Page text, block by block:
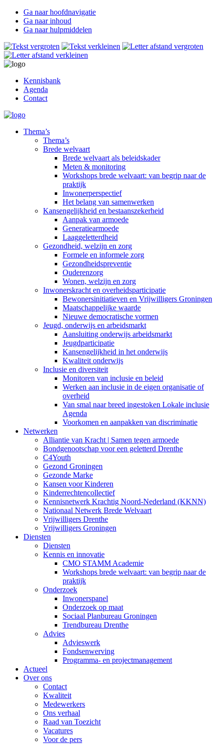
Ga naar hoofdnavigatie
Ga naar inhoud
Ga naar hulpmiddelen
Kennisbank
Agenda
Contact
Thema’s
Thema’s
Brede welvaart
Brede welvaart als beleidskader
Meten & monitoring
Workshops brede welvaart: van begrip naar de
praktijk
Inwonerperspectief
Het belang van samenwerken
Kansengelijkheid en bestaanszekerheid
Aanpak van armoede
Generatiearmoede
Laaggeletterdheid
Gezondheid, welzijn en zorg
Formele en informele zorg
Gezondheidspreventie
Ouderenzorg
Wonen, welzijn en zorg
Inwonerskracht en overheidsparticipatie
Bewonersinitiatieven en Vrijwilligers Groningen
Maatschappelijke waarde
Nieuwe democratische vormen
Jeugd, onderwijs en arbeidsmarkt
Aansluiting onderwijs arbeidsmarkt
Jeugdparticipatie
Kansengelijkheid in het onderwijs
Kwaliteit onderwijs
Inclusie en diversiteit
Monitoren van inclusie en beleid
Werken aan inclusie in de eigen organisatie of
overheid
Van smal naar breed ingestoken Lokale inclusie
Agenda
Voorkomen en aanpakken van discriminatie
Netwerken
Alliantie van Kracht | Samen tegen armoede
Bondgenootschap voor een geletterd Drenthe
C4Youth
Gezond Groningen
Gezonde Marke
Kansen voor Kinderen
Kinderrechtencollectief
Kennisnetwerk Krachtig Noord-Nederland (KKNN)
Nationaal Netwerk Brede Welvaart
Vrijwilligers Drenthe
Vrijwilligers Groningen
Diensten
Diensten
Kennis en innovatie
CMO STAMM Academie
Workshops brede welvaart: van begrip naar de
praktijk
Onderzoek
Inwonerspanel
Onderzoek op maat
Sociaal Planbureau Groningen
Trendbureau Drenthe
Advies
Advieswerk
Fondsenwerving
Programma- en projectmanagement
Actueel
Over ons
Contact
Kwaliteit
Medewerkers
Ons verhaal
Raad van Toezicht
Vacatures
Voor de pers